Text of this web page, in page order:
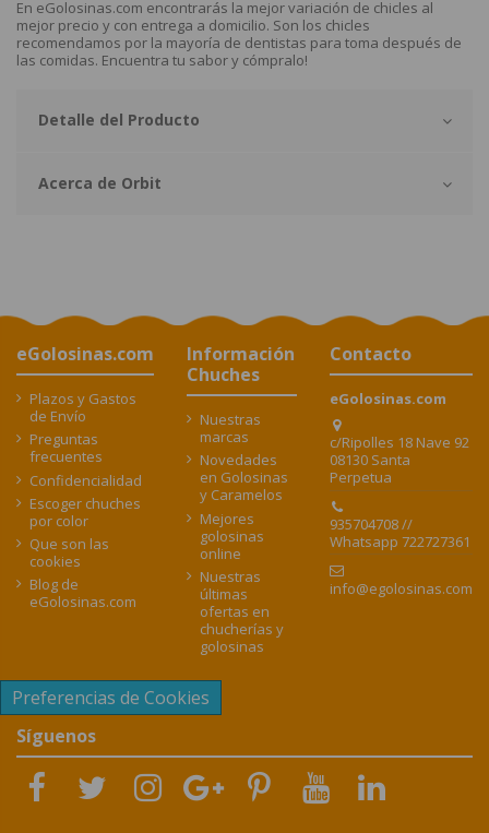
En eGolosinas.com encontrarás la mejor variación de chicles al
mejor precio y con entrega a domicilio. Son los chicles
recomendamos por la mayoría de dentistas para toma después de
las comidas. Encuentra tu sabor y cómpralo!
Detalle del Producto
Acerca de Orbit
eGolosinas.com
Plazos y Gastos
de Envío
Preguntas
frecuentes
Confidencialidad
Escoger chuches
por color
Que son las
cookies
Blog de
eGolosinas.com
Información
Chuches
Nuestras
marcas
Novedades
en Golosinas
y Caramelos
Mejores
golosinas
online
Nuestras
últimas
ofertas en
chucherías y
golosinas
Contacto
eGolosinas.com
c/Ripolles 18 Nave 92
08130 Santa
Perpetua
935704708 //
Whatsapp 722727361
info@egolosinas.com
Preferencias de Cookies
Síguenos